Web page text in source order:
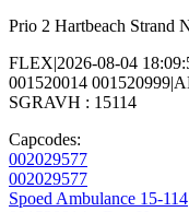
Prio 2 Hartbeach Strand
FLEX|2026-08-04
001520014
SGRAVH : 15114
Capcodes:
002029577
002029577
Spoed Ambulance 15-114